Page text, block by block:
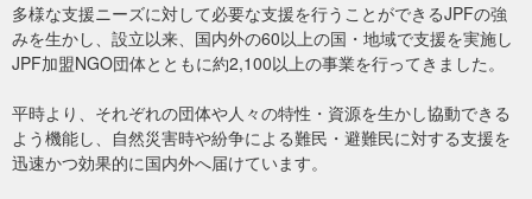
ィンズ・ジャパン
震源に近いザガイン地域やマンダレー地域など被災地域で活動する
レーで食料や衛生用品、生活必需品を調達し、支援が必要な方々へ
の緊急物資の配布を行いました。
多様な支援ニーズに対して必要な支援を行うことができるJPFの強
みを生かし、設立以来、国内外の60以上の国・地域で支援を実施し
JPF加盟NGO団体とともに約2,100以上の事業を行ってきました。
平時より、それぞれの団体や人々の特性・資源を生かし協動できる
よう機能し、自然災害時や紛争による難民・避難民に対する支援を
迅速かつ効果的に国内外へ届けています。